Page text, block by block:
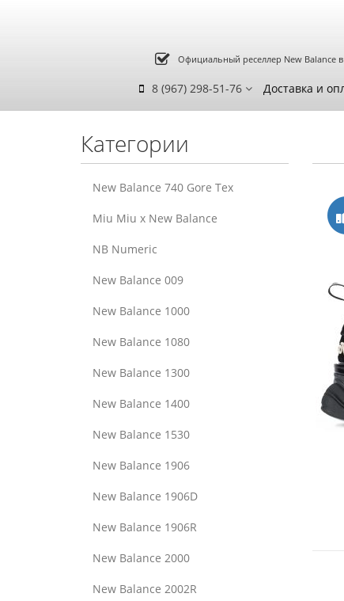
Официальный реселлер New Balance
8 (967) 298-51-76 Доставка и
Категории
New Balance 740 Gore Tex
Miu Miu x New Balance
NB Numeric
New Balance 009
New Balance 1000
New Balance 1080
New Balance 1300
New Balance 1400
New Balance 1530
New Balance 1906
New Balance 1906D
New Balance 1906R
New Balance 2000
New Balance 2002R